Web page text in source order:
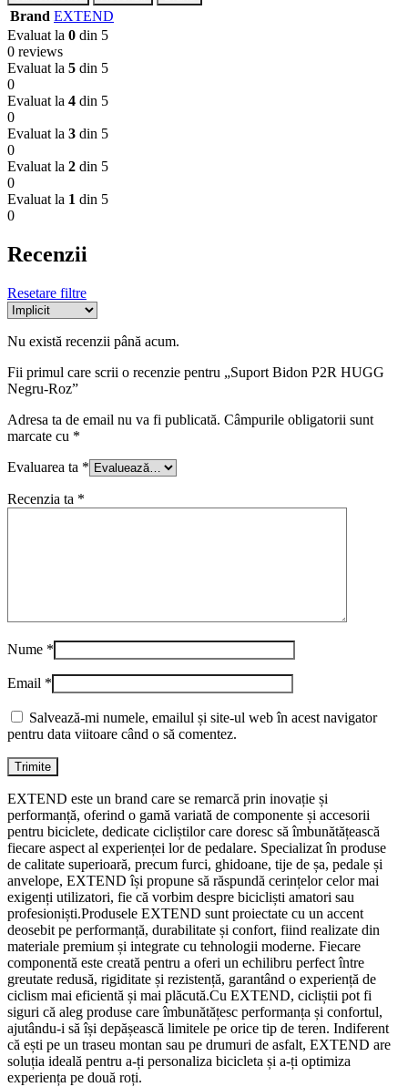
Brand EXTEND
Evaluat la 0 din 5
0 reviews
Evaluat la 5 din 5
0
Evaluat la 4 din 5
0
Evaluat la 3 din 5
0
Evaluat la 2 din 5
0
Evaluat la 1 din 5
0
Recenzii
Resetare filtre
Nu există recenzii până acum.
Fii primul care scrii o recenzie pentru „Suport Bidon P2R HUGG
Negru-Roz”
Adresa ta de email nu va fi publicată. Câmpurile obligatorii sunt
marcate cu *
Evaluarea ta *
Recenzia ta *
Nume *
Email *
Salvează-mi numele, emailul și site-ul web în acest navigator
pentru data viitoare când o să comentez.
EXTEND este un brand care se remarcă prin inovație și
performanță, oferind o gamă variată de componente și accesorii
pentru biciclete, dedicate cicliștilor care doresc să îmbunătățească
fiecare aspect al experienței lor de pedalare. Specializat în produse
de calitate superioară, precum furci, ghidoane, tije de șa, pedale și
anvelope, EXTEND își propune să răspundă cerințelor celor mai
exigenți utilizatori, fie că vorbim despre bicicliști amatori sau
profesioniști.Produsele EXTEND sunt proiectate cu un accent
deosebit pe performanță, durabilitate și confort, fiind realizate din
materiale premium și integrate cu tehnologii moderne. Fiecare
componentă este creată pentru a oferi un echilibru perfect între
greutate redusă, rigiditate și rezistență, garantând o experiență de
ciclism mai eficientă și mai plăcută.Cu EXTEND, cicliștii pot fi
siguri că aleg produse care îmbunătățesc performanța și confortul,
ajutându-i să își depășească limitele pe orice tip de teren. Indiferent
că ești pe un traseu montan sau pe drumuri de asfalt, EXTEND are
soluția ideală pentru a-ți personaliza bicicleta și a-ți optimiza
experiența pe două roți.